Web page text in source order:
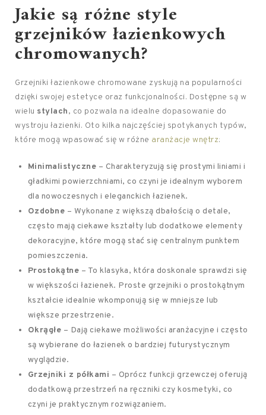
Jakie są różne style
grzejników łazienkowych
chromowanych?
Grzejniki łazienkowe chromowane zyskują na popularności
dzięki swojej estetyce oraz funkcjonalności. Dostępne są w
wielu stylach, co pozwala na idealne dopasowanie do
wystroju łazienki. Oto kilka najczęściej spotykanych typów,
które mogą wpasować się w różne aranżacje wnętrz:
Minimalistyczne – Charakteryzują się prostymi liniami i
gładkimi powierzchniami, co czyni je idealnym wyborem
dla nowoczesnych i eleganckich łazienek.
Ozdobne – Wykonane z większą dbałością o detale,
często mają ciekawe kształty lub dodatkowe elementy
dekoracyjne, które mogą stać się centralnym punktem
pomieszczenia.
Prostokątne – To klasyka, która doskonale sprawdzi się
w większości łazienek. Proste grzejniki o prostokątnym
kształcie idealnie wkomponują się w mniejsze lub
większe przestrzenie.
Okrągłe – Dają ciekawe możliwości aranżacyjne i często
są wybierane do łazienek o bardziej futurystycznym
wyglądzie.
Grzejniki z półkami – Oprócz funkcji grzewczej oferują
dodatkową przestrzeń na ręczniki czy kosmetyki, co
czyni je praktycznym rozwiązaniem.